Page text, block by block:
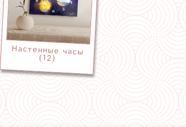
Настенные часы
(12)